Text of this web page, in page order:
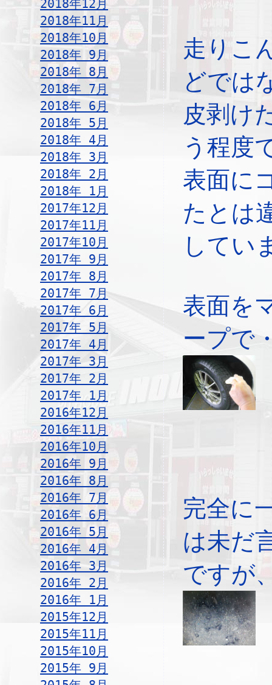
2018年12月
2018年11月
2018年10月
2018年 9月
2018年 8月
2018年 7月
2018年 6月
2018年 5月
2018年 4月
2018年 3月
2018年 2月
2018年 1月
2017年12月
2017年11月
2017年10月
2017年 9月
2017年 8月
2017年 7月
2017年 6月
2017年 5月
2017年 4月
2017年 3月
2017年 2月
2017年 1月
2016年12月
2016年11月
2016年10月
2016年 9月
2016年 8月
2016年 7月
2016年 6月
2016年 5月
2016年 4月
2016年 3月
2016年 2月
2016年 1月
2015年12月
2015年11月
2015年10月
2015年 9月
走りこ
どでは
皮剥け
う程度
表面に
たとは
してい
表面を
ープで
完全に
は未だ
ですが